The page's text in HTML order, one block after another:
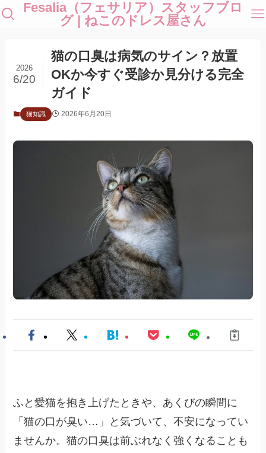
Fesalia（フェサリア）スタッフブロ
グ | ねこのドレス屋さん
猫の口臭は病気のサイン？放置
OKか今すぐ受診か見分ける完全
ガイド
2026
6/20
猫知識 2026年6月20日
ふと愛猫を抱き上げたときや、あくびの瞬間に
「猫の口が臭い…」と気づいて、不安になってい
ませんか。猫の口臭は前ぶれなく強くなることも